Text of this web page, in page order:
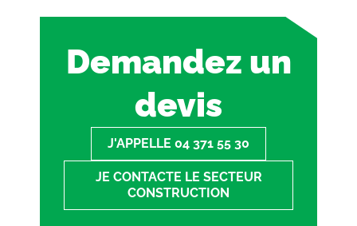
Demandez un
devis
J'APPELLE 04 371 55 30
JE CONTACTE LE SECTEUR
CONSTRUCTION